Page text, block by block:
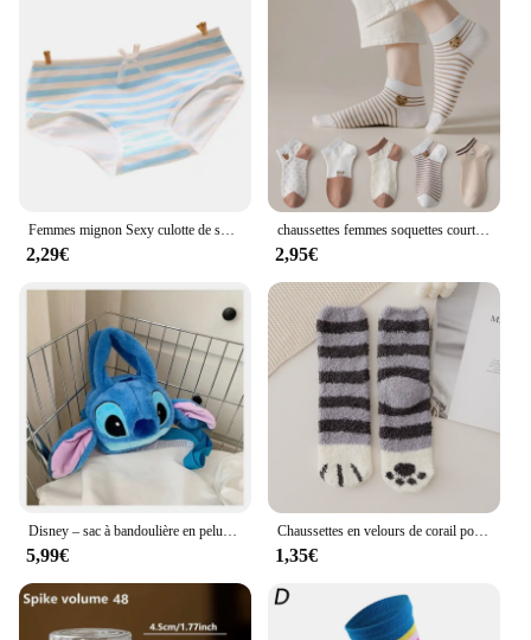
2,29€
chaussettes femmes soquettes courtes femme Chaussettes Courtes en Coton Respirant pour Femme, Coupe Basse, Sans Spectacle, Mignon, Ours, Coeurs Imprimés, pour l'École, Ensemble Décontracté, Rétro, 5 Paires/Lot
2,95€
Disney – sac à bandoulière en peluche pour poupée, dessin animé, doux et mignon, ours fraise, doux et mignon, pour filles, nouvelle collection 2024
5,99€
Chaussettes en velours de corail pour femmes et filles, chaussettes mignonnes à griffes de chat, Tube central épais, chaussettes de sommeil pour la maison, automne et hiver
1,35€